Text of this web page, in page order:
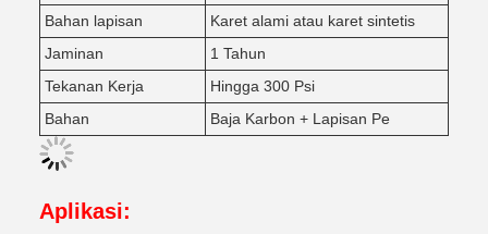
Bahan lapisan
Karet alami atau karet sintetis
Jaminan
1 Tahun
Tekanan Kerja
Hingga 300 Psi
Bahan
Baja Karbon + Lapisan Pe
Aplikasi: